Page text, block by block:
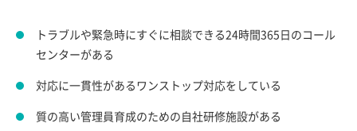
トラブルや緊急時にすぐに相談できる24時間365日のコール
センターがある
対応に一貫性があるワンストップ対応をしている
質の高い管理員育成のための自社研修施設がある